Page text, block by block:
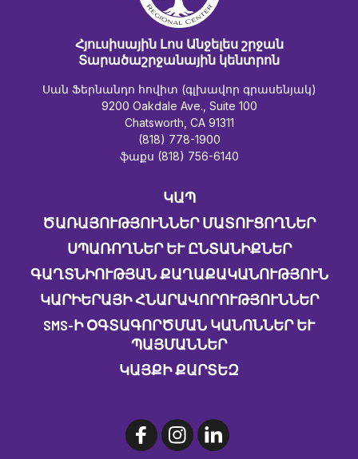
Հյուսիսային Լոս Անջելես շրջան
Տարածաշրջանային կենտրոն
Սան Ֆերնանդո հովիտ (գլխավոր գրասենյակ)
9200 Oakdale Ave., Suite 100
Chatsworth, CA 91311
(818) 778-1900
ֆաքս (818) 756-6140
ԿԱՊ
ԾԱՌԱՅՈՒԹՅՈՒՆՆԵՐ ՄԱՏՈՒՑՈՂՆԵՐ
ՍՊԱՌՈՂՆԵՐ ԵՒ ԸՆՏԱՆԻՔՆԵՐ
ԳԱՂՏՆԻՈՒԹՅԱՆ ՔԱՂԱՔԱԿԱՆՈՒԹՅՈՒՆ
ԿԱՐԻԵՐԱՅԻ ՀՆԱՐԱՎՈՐՈՒԹՅՈՒՆՆԵՐ
SMS-Ի ՕԳՏԱԳՈՐԾՄԱՆ ԿԱՆՈՆՆԵՐ ԵՒ Պ
ԱՅՄԱՆՆԵՐ
ԿԱՅՔԻ ՔԱՐՏԵԶ